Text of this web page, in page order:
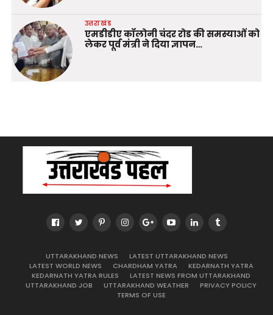
उत्तराखंड
एमडीडीए कॉलोनी चंदर रोड की समस्याओं को
लेकर पूर्व मंत्री ने दिया ज्ञापन…
UTTARAKHAND NEWS
LATEST UTTARAKHAND NEWS
LATEST WORLD NEWS
CHARDHAM YATRA
KEDARNATH YATRA
KEDARNATH YATRA RULES
LATEST NEWS FROM UTTARAKHAND
UTTARAKHAND JOB
UTTARAKHAND WEATHER
PRIVACY POLICY
TERMS OF USE